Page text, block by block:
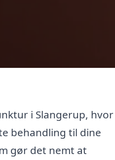
i Slangerup, hvor
behandling til dine
gør det nemt at